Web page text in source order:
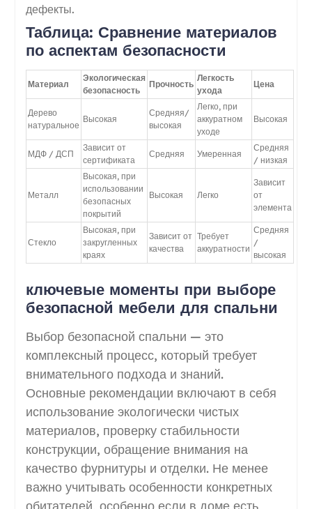
дефекты.
Таблица: Сравнение материалов
по аспектам безопасности
Материал
Экологическая
безопасность
Прочность
Легкость
ухода
Цена
Дерево
натуральное
Высокая
Средняя/
высокая
Легко, при
аккуратном
уходе
Высокая
МДФ / ДСП
Зависит от
сертификата
Средняя Умеренная
Средняя
/ низкая
Металл
Высокая, при
использовании
безопасных
покрытий
Высокая Легко
Зависит
от
элемента
Стекло
Высокая, при
закругленных
краях
Зависит от
качества
Требует
аккуратности
Средняя
/
высокая
ключевые моменты при выборе
безопасной мебели для спальни
Выбор безопасной спальни — это
комплексный процесс, который требует
внимательного подхода и знаний.
Основные рекомендации включают в себя
использование экологически чистых
материалов, проверку стабильности
конструкции, обращение внимания на
качество фурнитуры и отделки. Не менее
важно учитывать особенности конкретных